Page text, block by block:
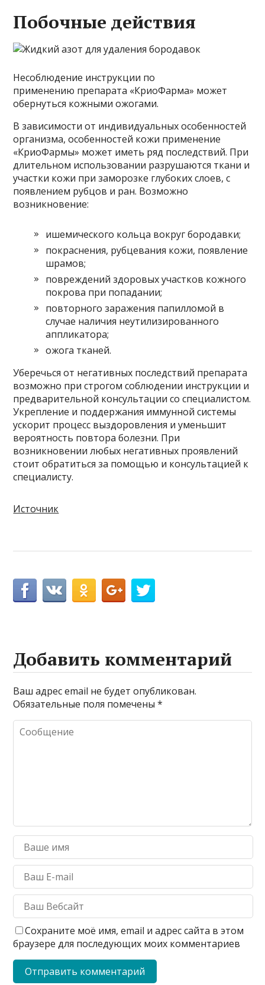
Побочные действия
Несоблюдение инструкции по
применению препарата «КриоФарма» может
обернуться кожными ожогами.
В зависимости от индивидуальных особенностей
организма, особенностей кожи применение
«КриоФармы» может иметь ряд последствий. При
длительном использовании разрушаются ткани и
участки кожи при заморозке глубоких слоев, с
появлением рубцов и ран. Возможно
возникновение:
ишемического кольца вокруг бородавки;
покраснения, рубцевания кожи, появление
шрамов;
повреждений здоровых участков кожного
покрова при попадании;
повторного заражения папилломой в
случае наличия неутилизированного
аппликатора;
ожога тканей.
Уберечься от негативных последствий препарата
возможно при строгом соблюдении инструкции и
предварительной консультации со специалистом.
Укрепление и поддержания иммунной системы
ускорит процесс выздоровления и уменьшит
вероятность повтора болезни. При
возникновении любых негативных проявлений
стоит обратиться за помощью и консультацией к
специалисту.
Источник
Добавить комментарий
Ваш адрес email не будет опубликован.
Обязательные поля помечены*
Сохраните моё имя, email и адрес сайта в этом
браузере для последующих моих комментариев